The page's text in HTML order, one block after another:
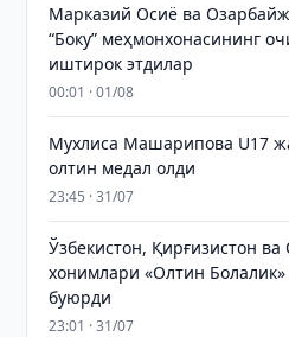
Марказий Осиё ва
“Боку” меҳмонхонасининг
иштирок этдилар
00:01 · 01/08
Мухлиса Машарипова U17
олтин медал олди
23:45 · 31/07
Ўзбекистон, Қирғизистон
хонимлари «Олтин
буюрди
23:01 · 31/07